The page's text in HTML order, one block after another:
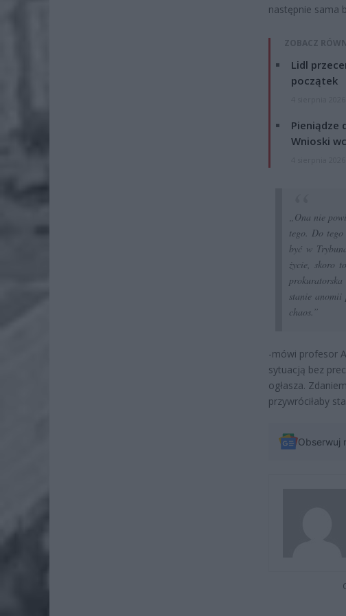
następnie sama
ZOBACZ
Lidl
początek
Pieniądze
Wnioski
„Ona nie
tego. Do tego
być w
życie, skoro
stanie anomii
chaos.”
-mówi profesor
sytuacją bez
ogłasza.
przywróciłaby
Obserwuj